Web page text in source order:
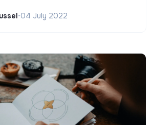
•04 July 2022